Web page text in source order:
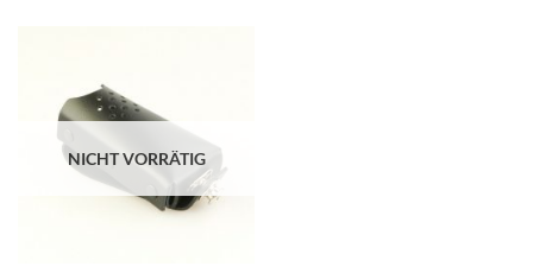
NICHT VORRÄTIG